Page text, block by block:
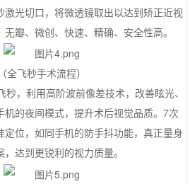
光切口，将微透镜取出以达到矫正近视
瓣、微创、快速、精确、安全性高。
（全飞秒手术流程）
，利用高阶波前像差技术，改善眩光、
的夜间模式，提升术后视觉品质。7次
位，如同手机的防手抖功能，真正量身
达到更锐利的视力质量。